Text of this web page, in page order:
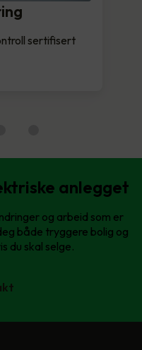
sertifisert
anlegget
og arbeid som er
både tryggere bolig og
du skal selge.